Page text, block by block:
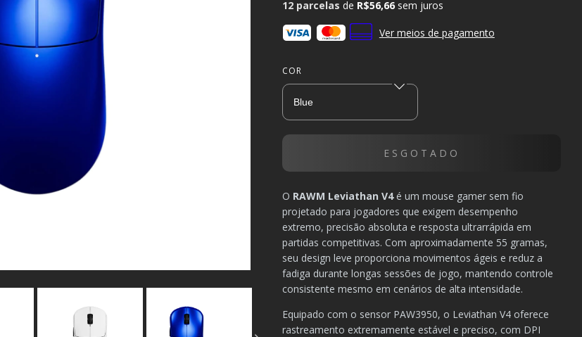
12 parcelasde R$56,66 sem juros
Ver meios de pagamento
COR
O RAWM Leviathan V4é um mouse gamer sem fio
projetado para jogadores que exigem desempenho
extremo, precisão absoluta e resposta ultrarrápida em
partidas competitivas. Com aproximadamente 55 gramas,
seu design leve proporciona movimentos ágeis e reduz a
fadiga durante longas sessões de jogo, mantendo controle
consistente mesmo em cenários de alta intensidade.
Equipado com o sensor PAW3950, o Leviathan V4 oferece
rastreamento extremamente estável e preciso, com DPI